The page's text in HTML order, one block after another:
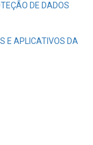
DE DADOS
E APLICATIVOS DA